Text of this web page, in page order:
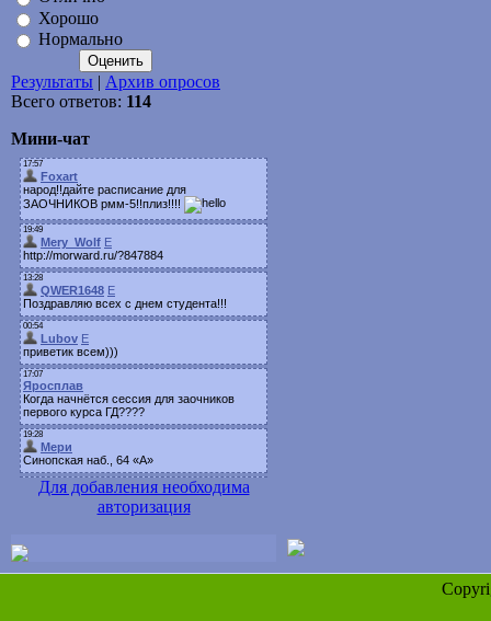
Хорошо
Нормально
Результаты | Архив опросов
Всего ответов: 114
Мини-чат
Для добавления необходима
авторизация